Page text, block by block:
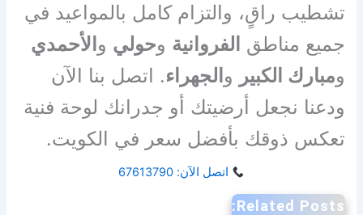
تشطيب راقٍ، والتزام كامل بالمواعيد في
جميع مناطق الفروانية وحولي و الأحمدي
ومبارك الكبير و الجهراء. اتصل بنا الآن
ودعنا نجعل أرضيتك أو جدرانك لوحة فنية
تعكس ذوقك بأفضل سعر في الكويت.
اتصل الآن: 67613790
Related Posts: